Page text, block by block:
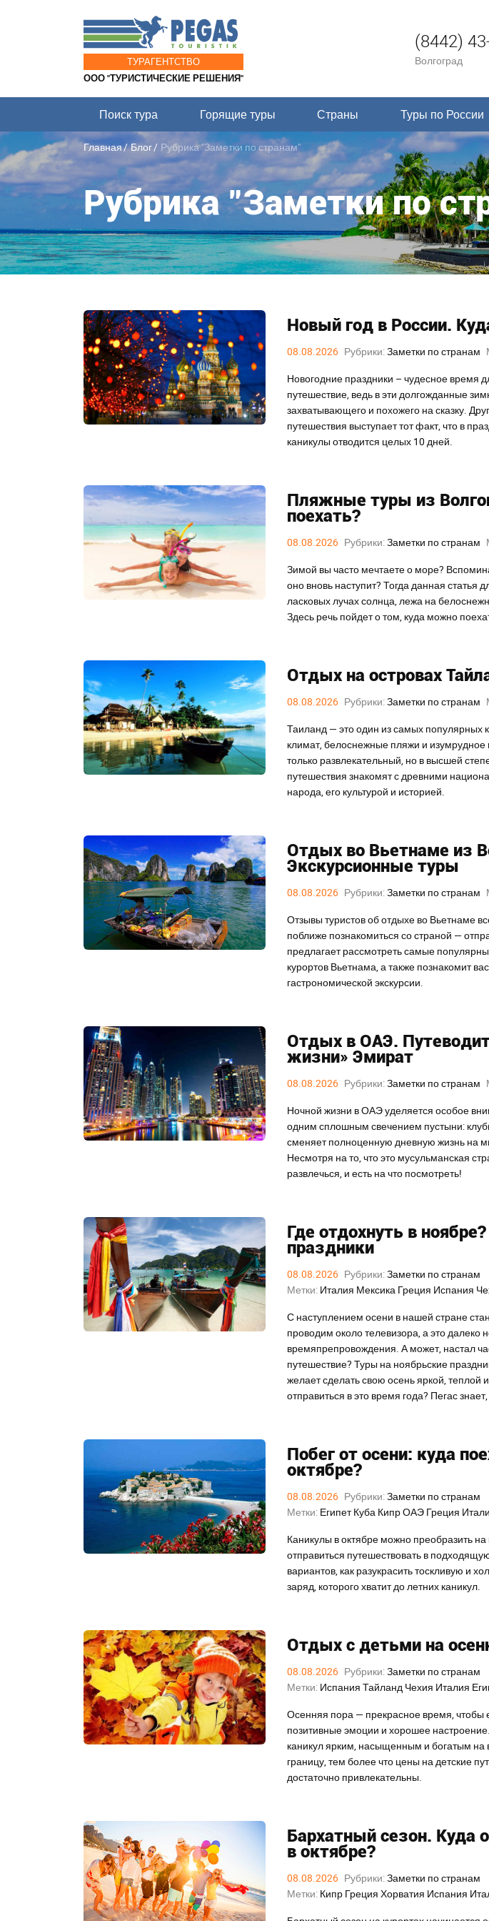
ТУРАГЕНТСТВО
ООО "ТУРИСТИЧЕСКИЕ РЕШЕНИЯ"
(8442)
Волгоград
Поиск тура Горящие туры Страны Туры по России
Главная Блог Рубрика "Заметки по странам"
Рубрика "Заметки по
Новый год в России.
08.08.2026 Рубрики:Заметки по странам
Новогодние праздники – чудесное время
путешествие, ведь в эти долгожданные
захватывающего и похожего на сказку.
путешествия выступает тот факт, что в
каникулы отводится целых 10 дней.
Пляжные туры из
поехать?
08.08.2026 Рубрики:Заметки по странам
Зимой вы часто мечтаете о море?
оно вновь наступит? Тогда данная статья
ласковых лучах солнца, лежа на
Здесь речь пойдет о том, куда можно
Отдых на островах
08.08.2026 Рубрики:Заметки по странам
Таиланд — это один из самых популярных
климат, белоснежные пляжи и
только развлекательный, но в высшей
путешествия знакомят с древними
народа, его культурой и историей.
Отдых во Вьетнаме из
Экскурсионные туры
08.08.2026 Рубрики:Заметки по странам
Отзывы туристов об отдыхе во Вьетнаме
поближе познакомиться со страной —
предлагает рассмотреть самые
курортов Вьетнама, а также познакомит
гастрономической экскурсии.
Отдых в ОАЭ.
жизни» Эмират
08.08.2026 Рубрики:Заметки по странам
Ночной жизни в ОАЭ уделяется особое
одним сплошным свечением пустыни:
сменяет полноценную дневную жизнь на
Несмотря на то, что это мусульманская
развлечься, и есть на что посмотреть!
Где отдохнуть в
праздники
08.08.2026 Рубрики:Заметки по странам
Метки: Италия Мексика Греция Испания
С наступлением осени в нашей стране
проводим около телевизора, а это
времяпрепровождения. А может, настал
путешествие? Туры на ноябрьские
желает сделать свою осень яркой, теплой
отправиться в это время года? Пегас
Побег от осени: куда
октябре?
08.08.2026 Рубрики:Заметки по странам
Метки: ЕгипетКуба КипрОАЭ Греция
Каникулы в октябре можно преобразить
отправиться путешествовать в
вариантов, как разукрасить тоскливую и
заряд, которого хватит до летних каникул.
Отдых с детьми на
08.08.2026 Рубрики:Заметки по странам
Метки: Испания Тайланд Чехия Италия
Осенняя пора — прекрасное время, чтобы
позитивные эмоции и хорошее
каникул ярким, насыщенным и богатым на
границу, тем более что цены на детские
достаточно привлекательны.
Бархатный сезон. Куда
в октябре?
08.08.2026 Рубрики:Заметки по странам
Метки: Кипр Греция Хорватия Испания